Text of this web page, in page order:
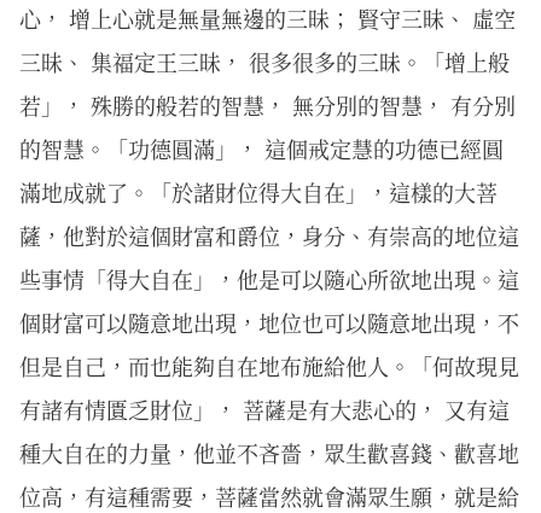
心， 增上心就是無量無邊的三昧； 賢守三昧、 虛空
三昧、 集福定王三昧， 很多很多的三昧。「增上般
若」， 殊勝的般若的智慧， 無分別的智慧， 有分別
的智慧。「功德圓滿」， 這個戒定慧的功德已經圓
滿地成就了。「於諸財位得大自在」，這樣的大菩
薩，他對於這個財富和爵位，身分、有崇高的地位這
些事情「得大自在」，他是可以隨心所欲地出現。這
個財富可以隨意地出現，地位也可以隨意地出現，不
但是自己，而也能夠自在地布施給他人。「何故現見
有諸有情匱乏財位」， 菩薩是有大悲心的， 又有這
種大自在的力量，他並不吝嗇，眾生歡喜錢、歡喜地
位高，有這種需要，菩薩當然就會滿眾生願，就是給